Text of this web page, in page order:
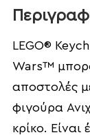
LEGO®
Wars™
αποστολές
φιγούρα
κρίκο.